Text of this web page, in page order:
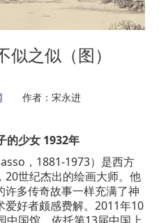
之似（图）
作者：宋永进
的少女 1932年
，1881-1973）是西方
20世纪杰出的绘画大师。他
多传奇故事一样充满了神
好者颇感费解。2011年10